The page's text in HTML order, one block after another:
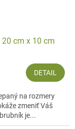
cm x 10 cm
DETAIL
na rozmery
zmeniť Váš
je...